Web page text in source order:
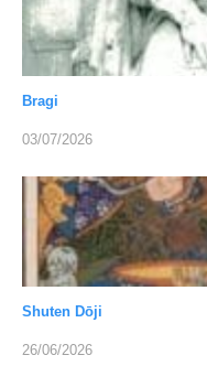
Bragi
03/07/2026
Shuten Dōji
26/06/2026